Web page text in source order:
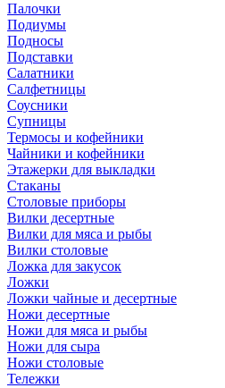
Палочки
Подиумы
Подносы
Подставки
Салатники
Салфетницы
Соусники
Супницы
Термосы и кофейники
Чайники и кофейники
Этажерки для выкладки
Стаканы
Столовые приборы
Вилки десертные
Вилки для мяса и рыбы
Вилки столовые
Ложка для закусок
Ложки
Ложки чайные и десертные
Ножи десертные
Ножи для мяса и рыбы
Ножи для сыра
Ножи столовые
Тележки